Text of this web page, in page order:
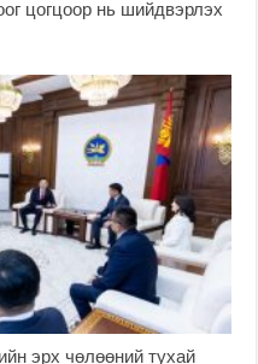
цогцоор нь шийдвэрлэх
эрх чөлөөний тухай